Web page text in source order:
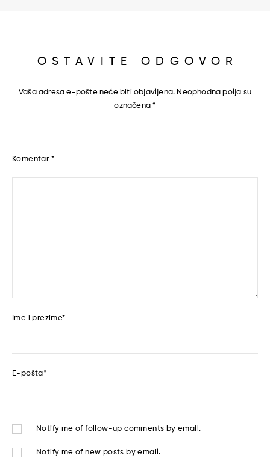
OSTAVITE ODGOVOR
Vaša adresa e-pošte neće biti objavljena. Neophodna polja su
označena*
Komentar *
Ime i prezime*
E-pošta*
Notify me of follow-up comments by email.
Notify me of new posts by email.